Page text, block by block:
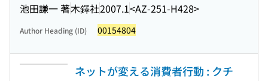
池田謙一 著木鐸社2007.1<AZ-251-H428>
Author Heading (ID) 00154804
ネットが変える消費者行動 : クチ